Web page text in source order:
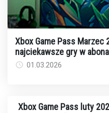
Xbox Game Pass
najciekawsze gry w
01.03.2026
Xbox Game Pass luty